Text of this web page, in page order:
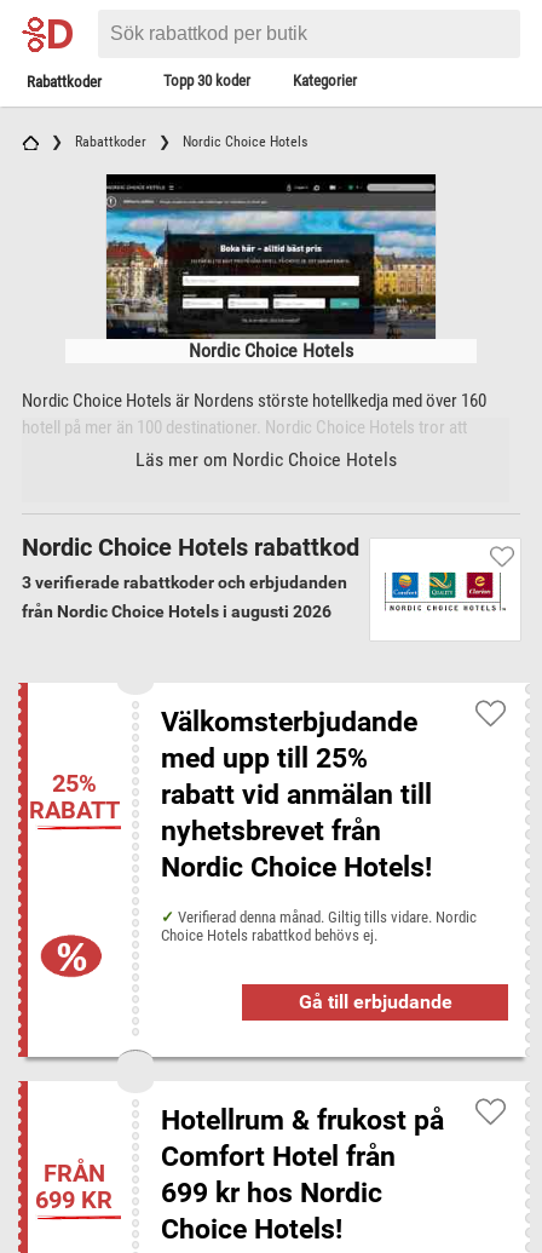
Rabattkoder Topp 30 koder Kategorier
Rabattkoder Nordic Choice Hotels
Nordic Choice Hotels
Läs mer om Nordic Choice Hotels
Nordic Choice Hotels är Nordens störste hotellkedja med över 160
hotell på mer än 100 destinationer. Nordic Choice Hotels tror att
flexibilitet och frihet att kunna välja mellan alternativ är bågot av det
mer effektiv och komfortabel för dig som är gäst hos Nordic Choice
Hotels.
Garanterat verifierade koder
Nordic Choice Hotels kategorier
Hotell
Rabattkoder från liknande butiker
Hotelopia Hotels.com
HotelSpecials
MrJet
Park Inn by Radisson Supersavertravel
Populära butiker hos Disconta
Ginza
Hallon Happy Green
inkClub
Lookfantastic
NA-KD NordicFeel Sova
Vetzoo
Nordic Choice Hotels rabattkod
3 verifierade rabattkoder och erbjudanden
från Nordic Choice Hotels i augusti 2026
25%
RABATT
Välkomsterbjudande
med upp till 25%
rabatt vid anmälan till
nyhetsbrevet från
Nordic Choice Hotels!
Verifierad denna månad. Giltig tills vidare. Nordic
Choice Hotels rabattkod behövs ej.
Gå till erbjudande
FRÅN
699 KR
Hotellrum & frukost på
Comfort Hotel från
699 kr hos Nordic
Choice Hotels!